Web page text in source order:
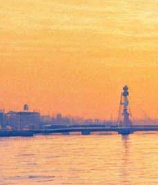
театре закончилось
и худрука
Geek Picnic, День